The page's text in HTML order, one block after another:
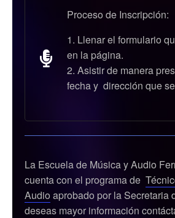
Proceso de Inscripción:
Llenar el formulario
en la página.
Asistir de manera
fecha y dirección que
La Escuela de Música y Audio
cuenta con el programa de
Audio aprobado por la Secretaria
deseas mayor información